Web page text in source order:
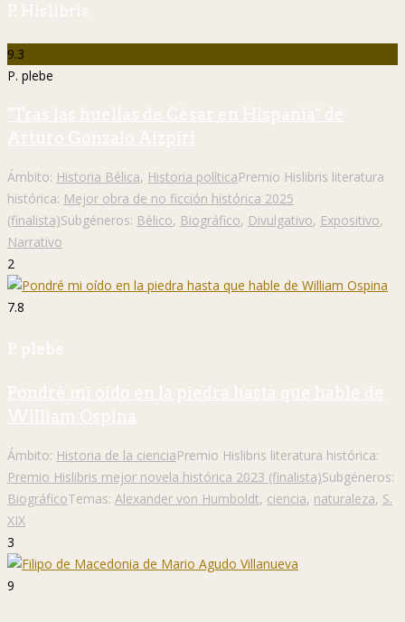
P. Hislibris
9.3
P. plebe
"Tras las huellas de César en Hispania" de
Arturo Gonzalo Aizpiri
Ámbito: Historia Bélica, Historia políticaPremio Hislibris literatura
histórica: Mejor obra de no ficción histórica 2025
(finalista)Subgéneros: Bélico, Biográfico, Divulgativo, Expositivo,
Narrativo
2
7.8
P. plebe
Pondré mi oído en la piedra hasta que hable de
William Ospina
Ámbito: Historia de la cienciaPremio Hislibris literatura histórica:
Premio Hislibris mejor novela histórica 2023 (finalista)Subgéneros:
BiográficoTemas: Alexander von Humboldt, ciencia, naturaleza, S.
XIX
3
9